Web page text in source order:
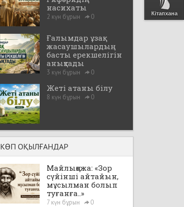
Кітапхана
насихаты
2 күн бұрын 0
Ғалымдар ұзақ
жасаушылардың
басты ерекшелігін
анықтады
3 күн бұрын 0
Жеті атаны білу
8 күн бұрын 0
КӨП ОҚЫЛҒАНДАР
Майлықожа: «Зор
сүйінші айтайын,
мұсылман болып
туғанға..»
7 күн бұрын 0